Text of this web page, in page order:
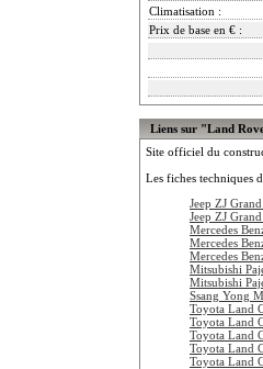
Climatisation :
Prix de base en € :
Liens sur "Land
Site officiel du
Les fiches techniques
Jeep ZJ
Jeep ZJ
Mercedes
Mercedes
Mercedes
Mitsubishi
Mitsubishi
Ssang Yong
Toyota Land
Toyota Land
Toyota Land
Toyota Land
Toyota Land